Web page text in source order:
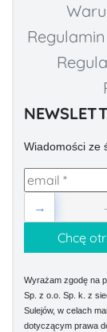
Wiadomości ze
→
Wyrażam zgodę na
Sp. z o.o. Sp. k. z
Sulejów, w celach
dotyczącym prawa